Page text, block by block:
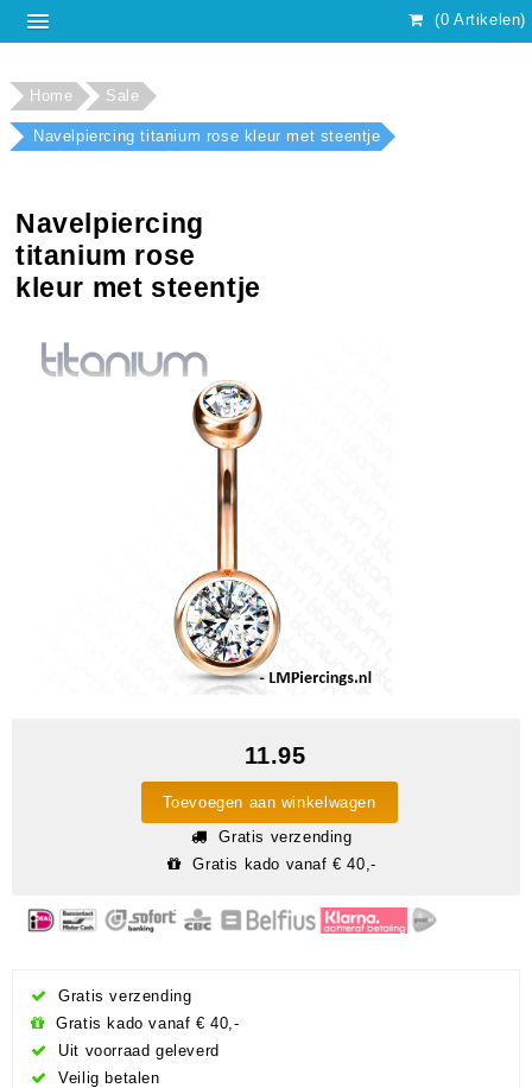
(0 Artikelen)
Home Sale
Navelpiercing titanium rose kleur met steentje
Navelpiercing
titanium rose
kleur met steentje
11.95
Toevoegen aan winkelwagen
Gratis verzending
Gratis kado vanaf € 40,-
Gratis verzending
Gratis kado vanaf € 40,-
Uit voorraad geleverd
Veilig betalen